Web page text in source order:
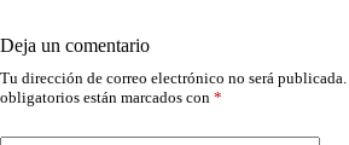
Deja un comentario
Tu dirección de correo electrónico no será publicada.
obligatorios están marcados con *